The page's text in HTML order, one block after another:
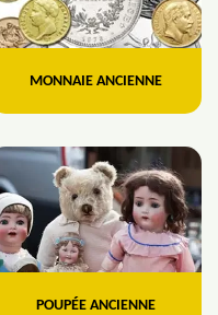
MONNAIE ANCIENNE
POUPÉE ANCIENNE